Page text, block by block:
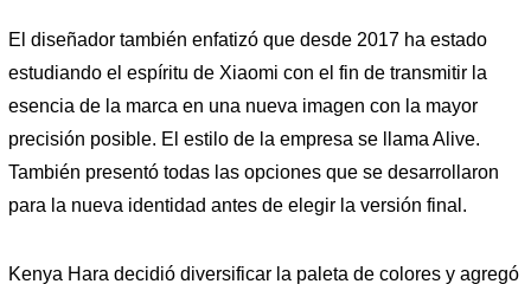
El diseñador también enfatizó que desde 2017 ha estado
estudiando el espíritu de Xiaomi con el fin de transmitir la
esencia de la marca en una nueva imagen con la mayor
precisión posible. El estilo de la empresa se llama Alive.
También presentó todas las opciones que se desarrollaron
para la nueva identidad antes de elegir la versión final.
Kenya Hara decidió diversificar la paleta de colores y agregó